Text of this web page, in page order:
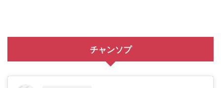
チャンソプ